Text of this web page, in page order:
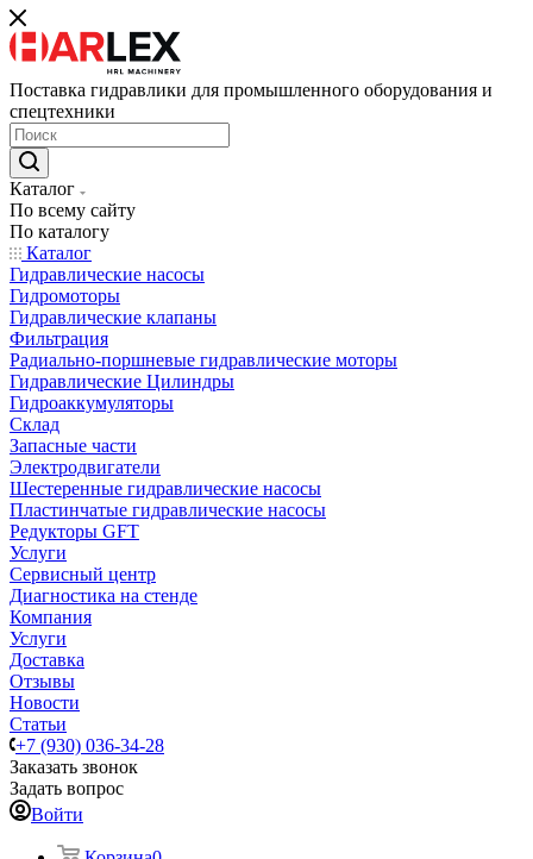
Поставка гидравлики для промышленного оборудования и
спецтехники
Каталог
По всему сайту
По каталогу
Каталог
Гидравлические насосы
Гидромоторы
Гидравлические клапаны
Фильтрация
Радиально-поршневые гидравлические моторы
Гидравлические Цилиндры
Гидроаккумуляторы
Склад
Запасные части
Электродвигатели
Шестеренные гидравлические насосы
Пластинчатые гидравлические насосы
Редукторы GFT
Услуги
Сервисный центр
Диагностика на стенде
Компания
Услуги
Доставка
Отзывы
Новости
Статьи
+7 (930) 036-34-28
Заказать звонок
Задать вопрос
Войти